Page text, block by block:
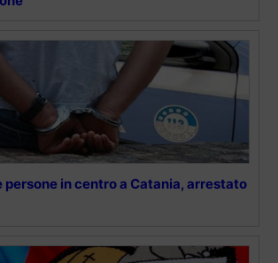
in centro a Catania, arrestato